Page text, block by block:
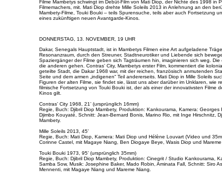
Filme Mambetys schwingt im Debüt-Film von Mati Diop, der Nichte des 1998 in
Filmemachers, mit. Mati Diop drehte Mille Soleils 2013 in Anlehnung an den
Mambety-Filme, Touki Bouki – teils Spurensuche, teils aber auch Fortsetzung
eines zukünftigen neuen Avantgarde-Kinos.
DONNERSTAG, 13. NOVEMBER, 19 UHR
Dakar, Senegals Hauptstadt, ist in Mambetys Filmen eine Art aufgeladene
Resonanzraum, durch den Streuner, Stadtneurotiker und Liebende sich
Spaziergänger der Filme geben sich Tagträumen hin, imaginieren sich weg.
die anderen gehen. Contras’ City, Mambetys erster Film, kommentiert die
geteilte Stadt, die Dakar 1968 war, mit der reichen, französisch anmutenden
Seite und dem armen „indigenen“ Teil andererseits. Mati Diop in Mille Soleils
Figuren der alten Filme, sie findet sie, lässt uns aber darüber im Unklaren, wie
filmische Fortsetzung von Touki Bouki ist, der als einer der innovativsten Filme
Kinos gilt.
Contras’ City 1968, 21’ (ursprünglich 16mm)
Regie, Buch: Djibril Diop Mambety, Produktion: Kankourama, Kamera: Georges
Djimbo Kouyaté, Schnitt: Jean-Bernard Bonis, Marino Rio, mit Inge Hirschnitz,
Mambety.
Mille Soleils 2013, 45’
Regie, Buch: Mati Diop, Kamera: Mati Diop und Hélène Louvart (Video und
Corinne Castel, mit Magaye Niang, Ben Diogaye Beye, Wasis Diop und
Touki Bouki 1973, 95’ (ursprünglich 35mm)
Regie, Buch: Djibril Diop Mambety, Produktion: Cinegrit / Studio Kankourama,
Samba Sow, Musik: Josephine Baker, Mado Robin, Aminata Fall, Schnitt: Siro
Mennenti, mit Magaye Niang und Mareme Niang.